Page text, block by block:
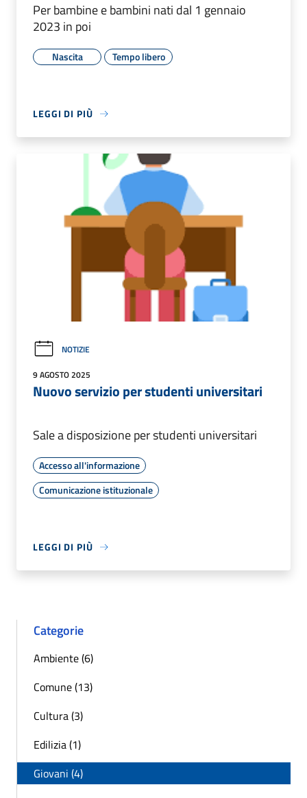
Per bambine e bambini nati dal 1 gennaio
2023 in poi
Nascita Tempo libero
LEGGI DI PIÙ
NOTIZIE
9 AGOSTO 2025
Nuovo servizio per studenti universitari
Sale a disposizione per studenti universitari
Accesso all'informazione
Comunicazione istituzionale
LEGGI DI PIÙ
Categorie
Ambiente (6)
Comune (13)
Cultura (3)
Edilizia (1)
Giovani (4)